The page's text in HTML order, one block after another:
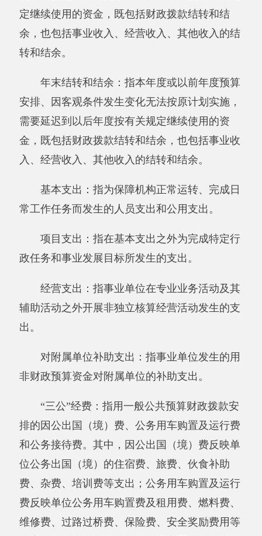
护费以及其他费用。
第四部分 部门决算报表（见附表）
二、《收入决算表》
三、《支出决算表》
四、《财政拨款收入支出决算总表》
六、《一般公共预算财政拨款基本支出决算
表》
七、《一般公共预算财政拨款“三公”经费支
出决算表》
八、《政府性基金预算财政拨款收入支出决
算表》
分享:
打印本页 关闭窗口
主办：阿克陶县人民政府办公室 政府网站标识
码：6530220001
承办：阿克陶县政务服务和数字发展中心 邮